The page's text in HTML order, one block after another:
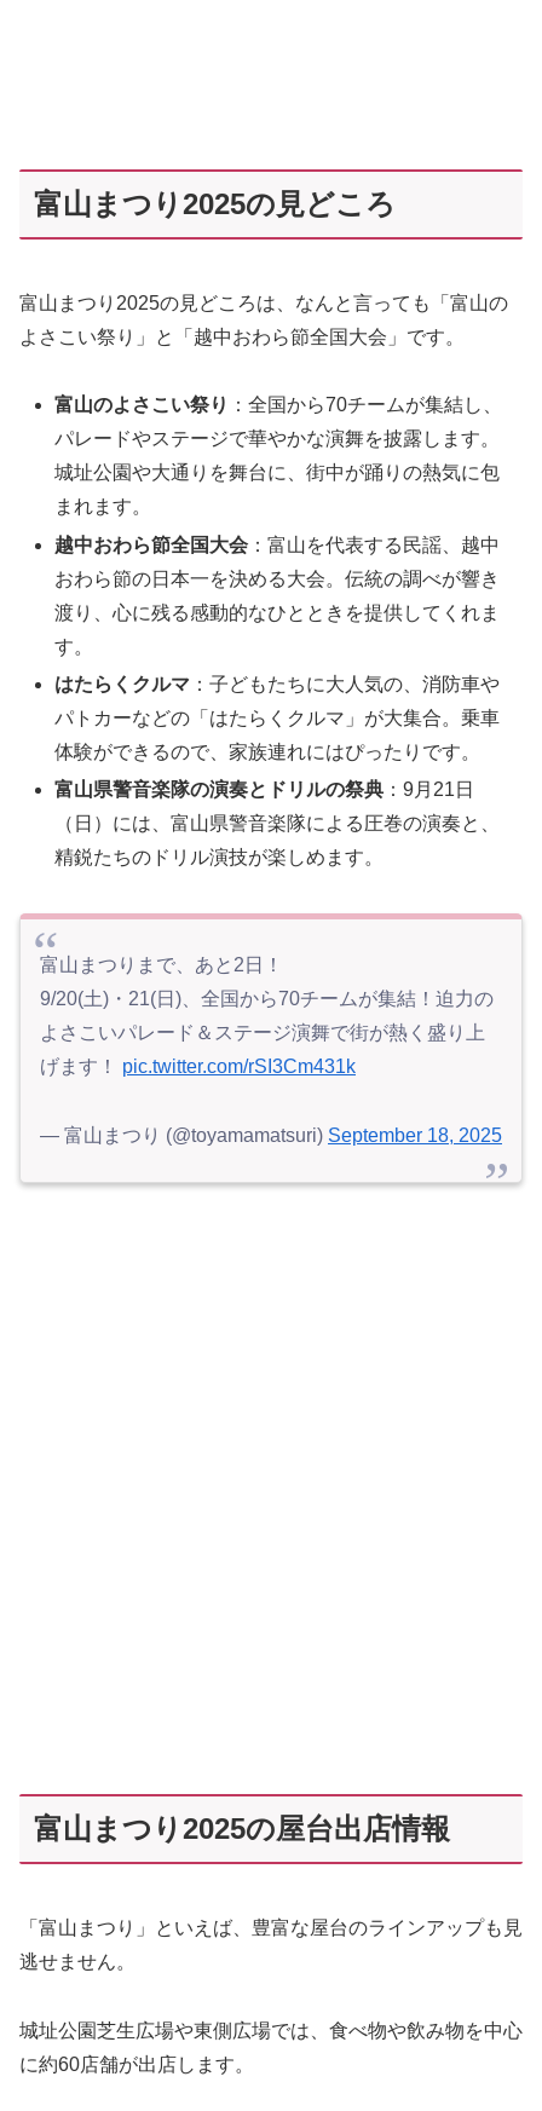
富山まつり2025の見どころ
富山まつり2025の見どころは、なんと言っても「富山の
よさこい祭り」と「越中おわら節全国大会」です。
富山のよさこい祭り ：全国から70チームが集結し、
パレードやステージで華やかな演舞を披露します。
城址公園や大通りを舞台に、街中が踊りの熱気に包
まれます。
越中おわら節全国大会 ：富山を代表する民謡、越中
おわら節の日本一を決める大会。伝統の調べが響き
渡り、心に残る感動的なひとときを提供してくれま
す。
はたらくクルマ ：子どもたちに大人気の、消防車や
パトカーなどの「はたらくクルマ」が大集合。乗車
体験ができるので、家族連れにはぴったりです。
富山県警音楽隊の演奏とドリルの祭典 ：9月21日
（日）には、富山県警音楽隊による圧巻の演奏と、
精鋭たちのドリル演技が楽しめます。
富山まつりまで、あと2日！
9/20(土)・21(日)、全国から70チームが集結！迫力の
よさこいパレード＆ステージ演舞で街が熱く盛り上
げます！ pic.twitter.com/rSI3Cm431k
— 富山まつり (@toyamamatsuri) September 18, 2025
富山まつり2025の屋台出店情報
「富山まつり」といえば、豊富な屋台のラインアップも見
逃せません。
城址公園芝生広場や東側広場では、食べ物や飲み物を中心
に約60店舗が出店します。